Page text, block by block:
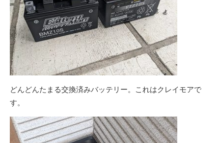
どんどんたまる交換済みバッテリー。これはクレイモアで
す。